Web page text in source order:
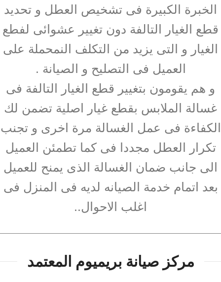
الخبرة الكبيرة فى تشخيص العطل و تحديد
قطع الغيار التالفة دون تغيير عشوائى لفطع
الغيار و التى يزيد من التكلف النمحملة على
العميل فى التصليح و الصيانة .
و هم يقومون بتغيير قطع الغيار التالفة فى
غسالة الملابس بقطع غيار اصلية تضمن لك
الكفاءة فى عمل الغسالة مرة اخرى و تجنب
تكرار العطل مجددا فى كما تطمئن العميل
الى جانب ضمان الغسالة الذى يمنح للعميل
بعد اتمام خدمة الصيانه لديه فى المنزل فى
اغلب الاحوال..
مركز صيانة بريميوم المعتمد